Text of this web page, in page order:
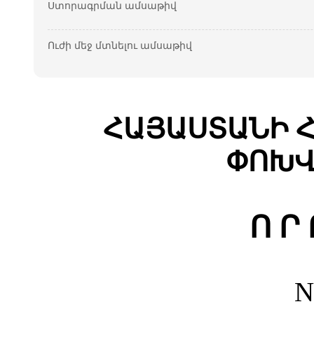
Ստորագրման ամսաթիվ
Ուժի մեջ մտնելու ամսաթիվ
ՀԱՅԱՍՏԱՆԻ
Ո Ր